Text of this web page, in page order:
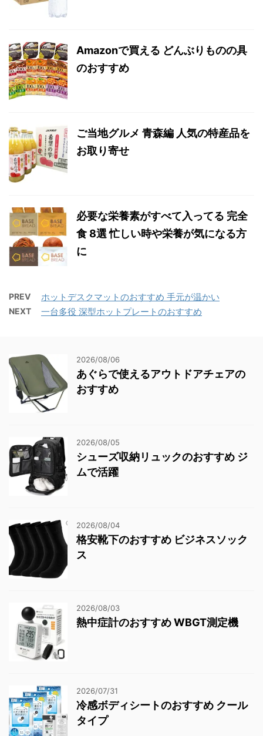
Amazonで買える どんぶりものの具
のおすすめ
ご当地グルメ 青森編 人気の特産品を
お取り寄せ
必要な栄養素がすべて入ってる 完全
食 8選 忙しい時や栄養が気になる方
に
PREV ホットデスクマットのおすすめ 手元が温かい
NEXT 一台多役 深型ホットプレートのおすすめ
2026/08/06
あぐらで使えるアウトドアチェアの
おすすめ
2026/08/05
シューズ収納リュックのおすすめ ジ
ムで活躍
2026/08/04
格安靴下のおすすめ ビジネスソック
ス
2026/08/03
熱中症計のおすすめ WBGT測定機
2026/07/31
冷感ボディシートのおすすめ クール
タイプ